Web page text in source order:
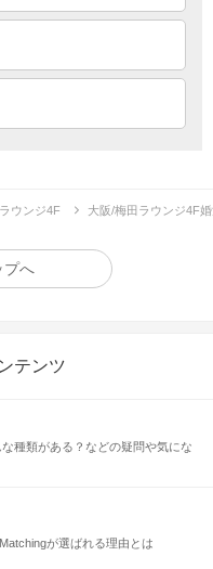
皆さまへ
代限定♥／
ロポーズ
現実になる♥
がんばる男性
庭的な女性
ウンジ4F 大阪/梅田ラウンジ4F
プへ
テンツ
種類がある？などの疑問や気にな
が選ばれる理由とは